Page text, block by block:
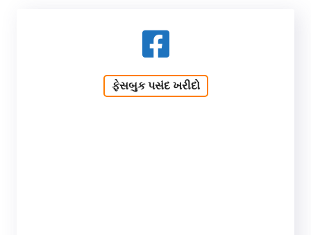
ફેસબુક પસંદ ખરીદો